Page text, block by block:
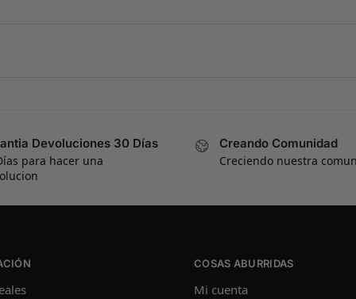
Devoluciones 30 Días
para hacer una
Creando Comunidad
Creciendo nuestra
COSAS ABURRIDAS
Mi cuenta